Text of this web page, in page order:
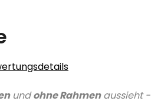
undohne Rahmenaussieht -